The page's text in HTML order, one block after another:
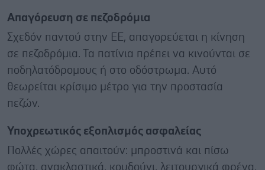
Απαγόρευση σε πεζοδρόμια
Σχεδόν παντού στην ΕΕ, απαγορεύεται η κίνηση
σε πεζοδρόμια. Τα πατίνια πρέπει να κινούνται σε
ποδηλατόδρομους ή στο οδόστρωμα. Αυτό
θεωρείται κρίσιμο μέτρο για την προστασία
πεζών.
Υποχρεωτικός εξοπλισμός ασφαλείας
Πολλές χώρες απαιτούν: μπροστινά και πίσω
φώτα, ανακλαστικά, κουδούνι, λειτουργικά φρένα,